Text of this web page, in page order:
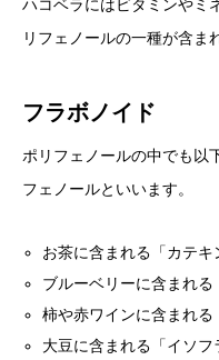
ハコベラにはビタミンやミ
リフェノールの一種が含ま
フラボノイド
ポリフェノールの中でも以
フェノールといいます。
お茶に含まれる「カテキ
ブルーベリーに含まれる
柿や赤ワインに含まれる
大豆に含まれる「イソフ